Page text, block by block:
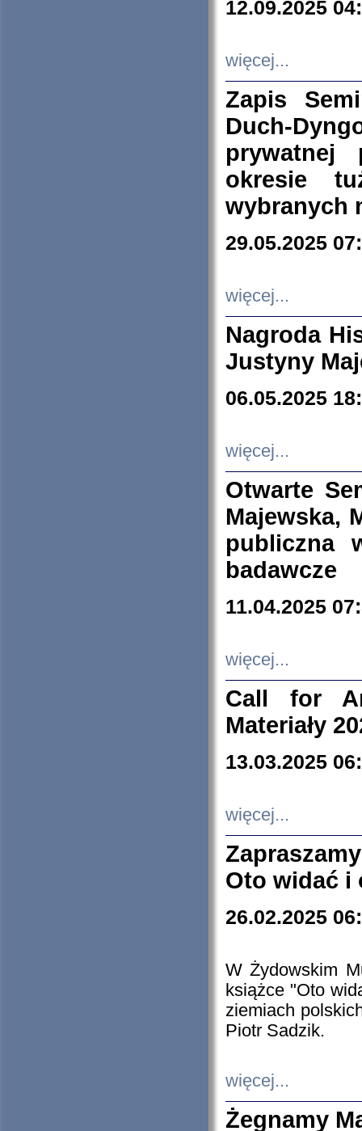
12.09.2025
więcej...
Zapis
Duch-
prywatnej
okresie
wybranych
29.05.2025
więcej...
Nagroda
Justyny
06.05.2025
więcej...
Otwarte
Majewska,
publiczna
badawcze
11.04.2025
więcej...
Call for
Materiały
13.03.2025
więcej...
Oto widać i
26.02.2025
W Żydowskim
książce "Oto
ziemiach
Piotr Sadzik.
więcej...
Żegnamy